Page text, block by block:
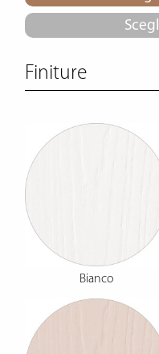
Finiture
Bianco